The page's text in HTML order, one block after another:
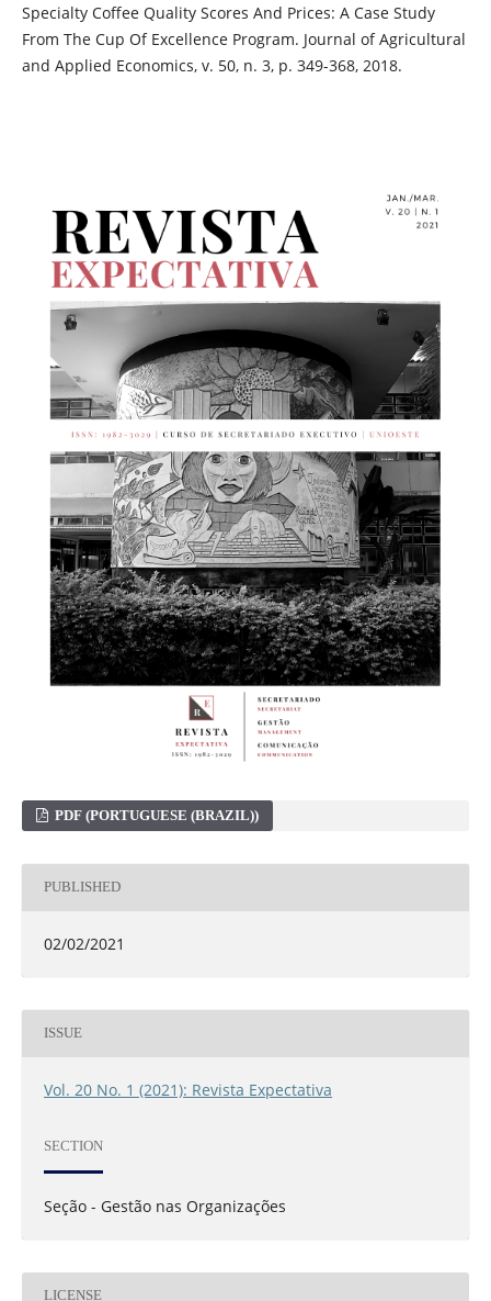
Specialty Coffee Quality Scores And Prices: A Case Study
From The Cup Of Excellence Program. Journal of Agricultural
and Applied Economics, v. 50, n. 3, p. 349-368, 2018.
PDF (PORTUGUESE (BRAZIL))
PUBLISHED
02/02/2021
ISSUE
Vol. 20 No. 1 (2021): Revista Expectativa
SECTION
Seção - Gestão nas Organizações
LICENSE